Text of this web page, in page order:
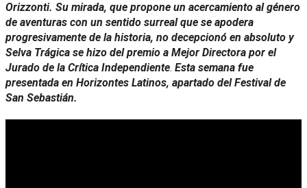
Orizzonti. Su mirada, que propone un acercamiento al género
de aventuras con un sentido surreal que se apodera
progresivamente de la historia, no decepcionó en absoluto y
Selva Trágica se hizo del premio a Mejor Directora por el
Jurado de la Crítica Independiente. Esta semana fue
presentada en Horizontes Latinos, apartado del Festival de
San Sebastián.